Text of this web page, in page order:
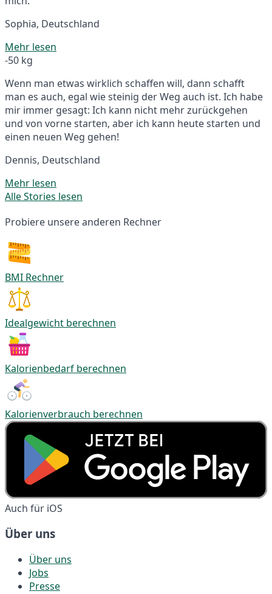
Sophia, Deutschland
Mehr lesen
-50 kg
Wenn man etwas wirklich schaffen will, dann schafft
man es auch, egal wie steinig der Weg auch ist. Ich habe
mir immer gesagt: Ich kann nicht mehr zurückgehen
und von vorne starten, aber ich kann heute starten und
einen neuen Weg gehen!
Dennis, Deutschland
Mehr lesen
Alle Stories lesen
Probiere unsere anderen Rechner
BMI Rechner
Idealgewicht berechnen
Kalorienbedarf berechnen
Kalorienverbrauch berechnen
Auch für iOS
Über uns
Über uns
Jobs
Presse